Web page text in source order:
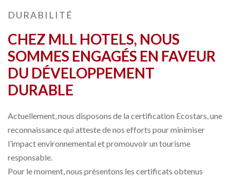
DURABILITÉ
CHEZ MLL HOTELS, NOUS
SOMMES ENGAGÉS EN FAVEUR
DU DÉVELOPPEMENT
DURABLE
Actuellement, nous disposons de la certification Ecostars, une
reconnaissance qui atteste de nos efforts pour minimiser
l’impact environnemental et promouvoir un tourisme
responsable.
Pour le moment, nous présentons les certificats obtenus